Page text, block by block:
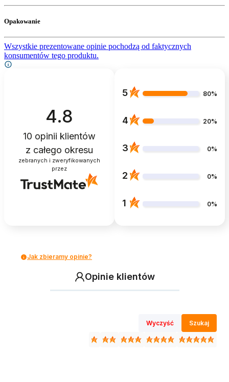
Opakowanie
Wszystkie prezentowane opinie pochodzą od faktycznych
konsumentów tego produktu.
4.8
10 opinii klientów
z całego okresu
zebranych i zweryfikowanych
przez
5 80%
4 20%
3 0%
2 0%
1 0%
Jak zbieramy opinie?
Opinie klientów
Wyczyść Szukaj